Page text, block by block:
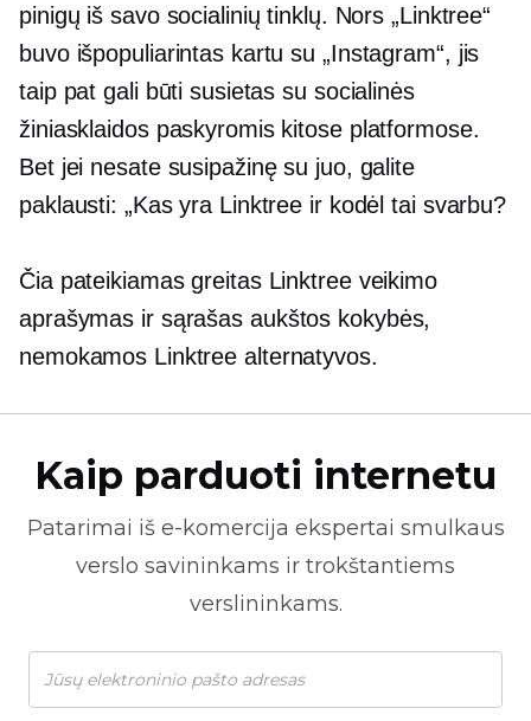
pinigų iš savo socialinių tinklų. Nors „Linktree“
buvo išpopuliarintas kartu su „Instagram“, jis
taip pat gali būti susietas su socialinės
žiniasklaidos paskyromis kitose platformose.
Bet jei nesate susipažinę su juo, galite
paklausti: „Kas yra Linktree ir kodėl tai svarbu?
Čia pateikiamas greitas Linktree veikimo
aprašymas ir sąrašas aukštos kokybės,
nemokamos Linktree alternatyvos.
Kaip parduoti internetu
Patarimai iš e-komercija ekspertai smulkaus
verslo savininkams ir trokštantiems
verslininkams.